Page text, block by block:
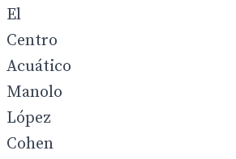
El
Centro
Acuático
Manolo
López
Cohen